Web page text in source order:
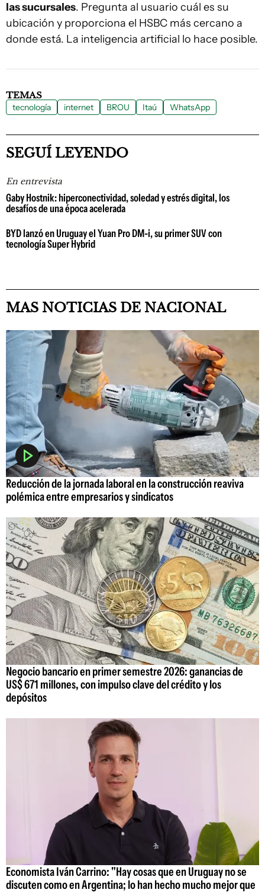
las sucursales. Pregunta al usuario cuál es su
ubicación y proporciona el HSBC más cercano a
donde está. La inteligencia artificial lo hace posible.
TEMAS
tecnología internet BROU Itaú WhatsApp
SEGUÍ LEYENDO
En entrevista
Gaby Hostnik: hiperconectividad, soledad y estrés digital, los
desafíos de una época acelerada
BYD lanzó en Uruguay el Yuan Pro DM-i, su primer SUV con
tecnología Super Hybrid
MAS NOTICIAS DE NACIONAL
Reducción de la jornada laboral en la construcción reaviva
polémica entre empresarios y sindicatos
Negocio bancario en primer semestre 2026: ganancias de
US$ 671 millones, con impulso clave del crédito y los
depósitos
Economista Iván Carrino: "Hay cosas que en Uruguay no se
discuten como en Argentina; lo han hecho mucho mejor que